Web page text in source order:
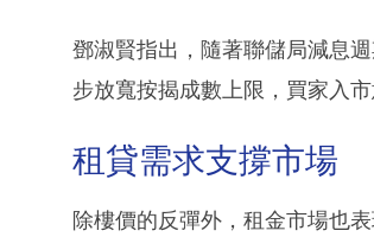
鄧淑賢指出，隨著聯儲局減息
步放寬按揭成數上限，買家入市
租貸需求支撐市場
除樓價的反彈外，租金市場也